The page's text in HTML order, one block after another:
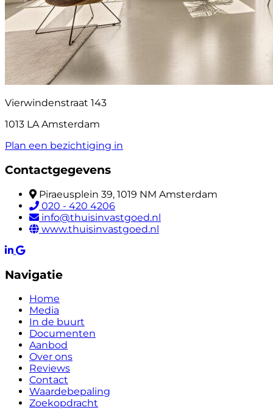
Vierwindenstraat 143
1013 LA Amsterdam
Plan een bezichtiging in
Contactgegevens
Piraeusplein 39, 1019 NM Amsterdam
020 - 420 4206
info@thuisinvastgoed.nl
www.thuisinvastgoed.nl
Navigatie
Home
Media
In de buurt
Documenten
Aanbod
Over ons
Reviews
Contact
Waardebepaling
Zoekopdracht